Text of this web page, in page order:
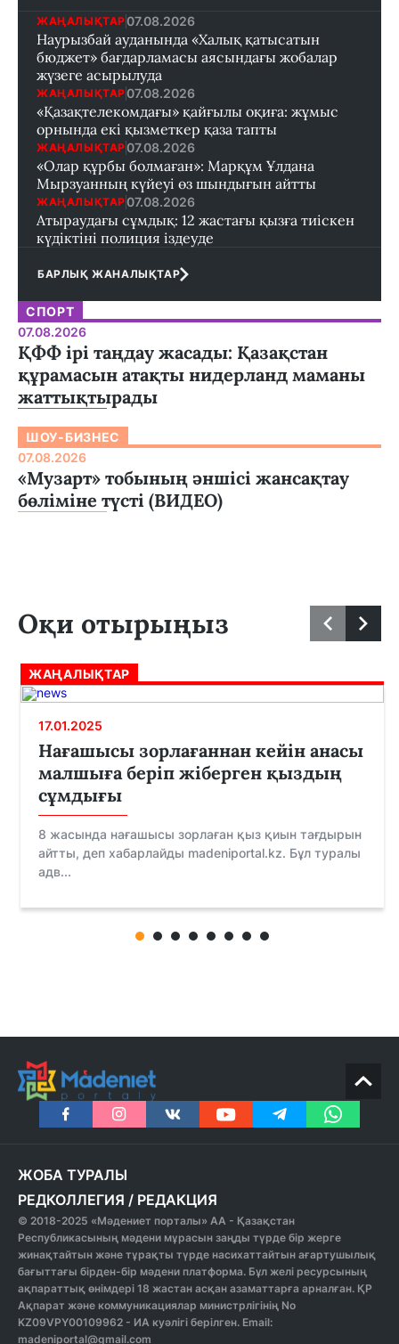
ЖАҢАЛЫҚТАР 07.08.2026
Наурызбай ауданында «Халық қатысатын
бюджет» бағдарламасы аясындағы жобалар
жүзеге асырылуда
ЖАҢАЛЫҚТАР 07.08.2026
«Қазақтелекомдағы» қайғылы оқиға: жұмыс
орнында екі қызметкер қаза тапты
ЖАҢАЛЫҚТАР 07.08.2026
«Олар құрбы болмаған»: Марқұм Ұлдана
Мырзуанның күйеуі өз шындығын айтты
ЖАҢАЛЫҚТАР 07.08.2026
Атыраудағы сұмдық: 12 жастағы қызға тиіскен
күдіктіні полиция іздеуде
БАРЛЫҚ ЖАНАЛЫҚТАР
СПОРТ
07.08.2026
ҚФФ ірі таңдау жасады: Қазақстан
құрамасын атақты нидерланд маманы
жаттықтырады
ШОУ-БИЗНЕС
07.08.2026
«Музарт» тобының әншісі жансақтау
бөліміне түсті (ВИДЕО)
Оқи отырыңыз
ЖАҢАЛЫҚТАР
17.01.2025
Нағашысы зорлағаннан кейін анасы
малшыға беріп жіберген қыздың
сұмдығы
8 жасында нағашысы зорлаған қыз қиын тағдырын
айтты, деп хабарлайды madeniportal.kz. Бұл туралы
адв...
ЖОБА ТУРАЛЫ
РЕДКОЛЛЕГИЯ / РЕДАКЦИЯ
© 2018-2025 «Мәдениет порталы» АА - Қазақстан
Республикасының мәдени мұрасын заңды түрде бір жерге
жинақтайтын және тұрақты түрде насихаттайтын ағартушылық
бағыттағы бірден-бір мәдени платформа. Бұл желі ресурсының
ақпараттық өнімдері 18 жастан асқан азаматтарға арналған. ҚР
Ақпарат және коммуникациялар министрлігінің No
KZ09VPY00109962 - ИА куәлігі берілген. Email:
madeniportal@gmail.com